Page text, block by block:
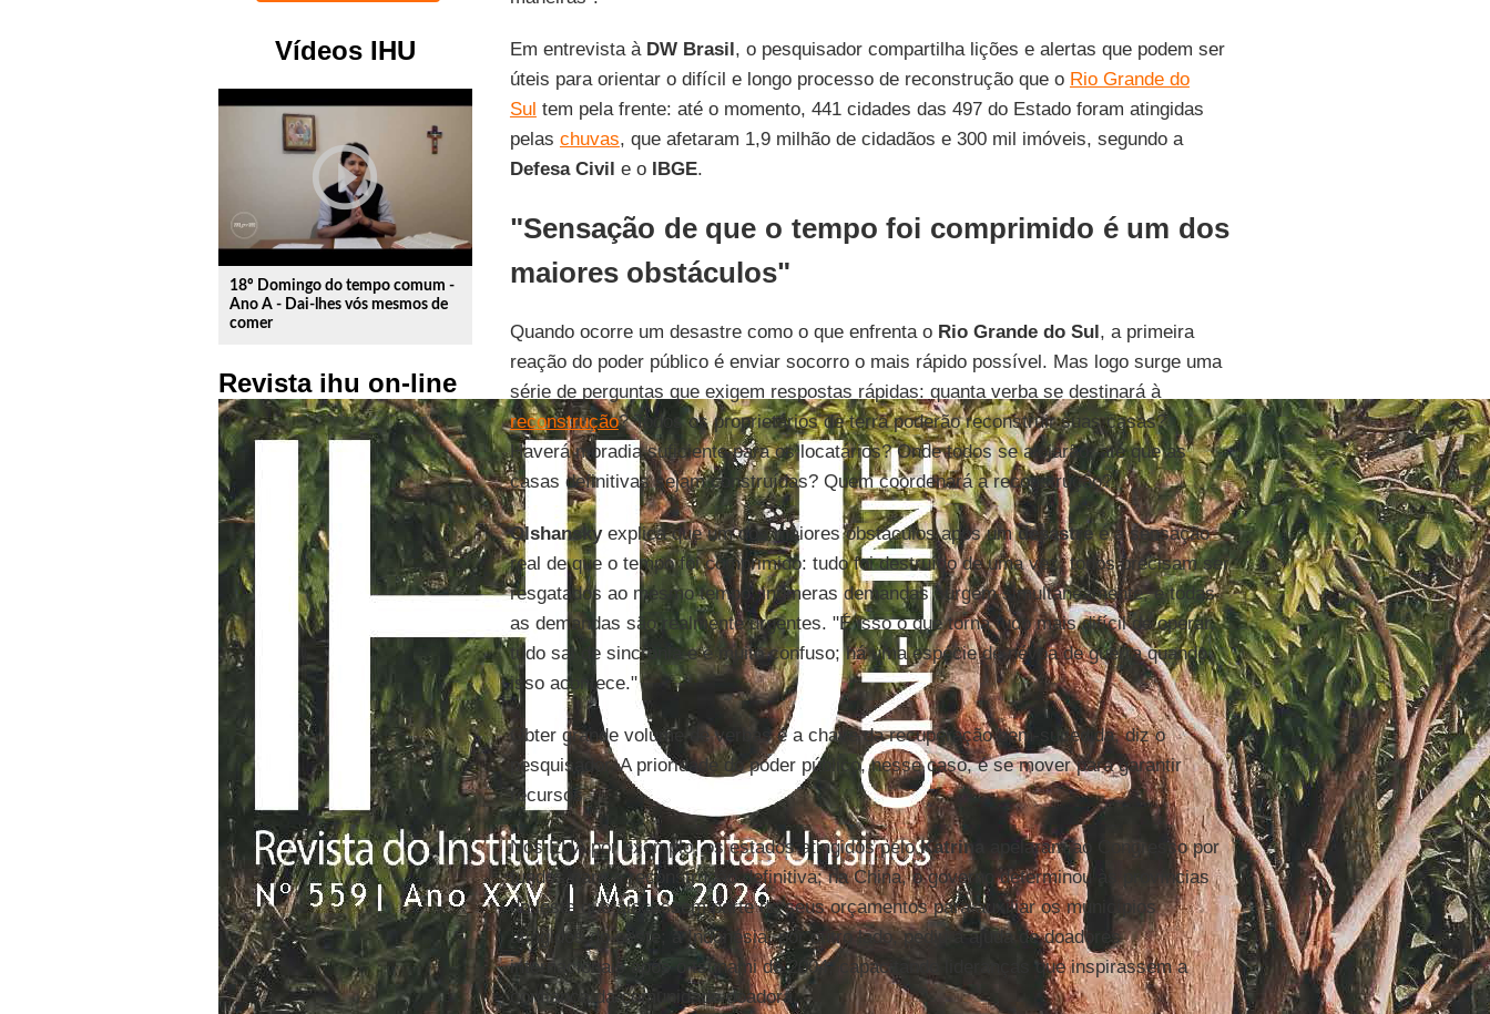
Vídeos IHU
play_circle_outline
18º Domingo do tempo comum -
Ano A - Dai-lhes vós mesmos de
comer
Revista ihu on-line
Em entrevista à DW Brasil, o pesquisador compartilha lições e alertas que podem ser
úteis para orientar o difícil e longo processo de reconstrução que o Rio Grande do
Sul tem pela frente: até o momento, 441 cidades das 497 do Estado foram atingidas
pelas chuvas, que afetaram 1,9 milhão de cidadãos e 300 mil imóveis, segundo a
Defesa Civil e o IBGE.
"Sensação de que o tempo foi comprimido é um dos
maiores obstáculos"
Quando ocorre um desastre como o que enfrenta o Rio Grande do Sul, a primeira
reação do poder público é enviar socorro o mais rápido possível. Mas logo surge uma
série de perguntas que exigem respostas rápidas: quanta verba se destinará à
reconstrução? Todos os proprietários de terra poderão reconstruir suas casas?
Haverá moradia suficiente para os locatários? Onde todos se alojarão, até que as
casas definitivas sejam construídas? Quem coordenará a reconstrução?
Olshanskyexplica que um dos maiores obstáculos após umdesastreé a sensação
real de que o tempo foi comprimido: tudo foi destruído de uma vez, todos precisam ser
resgatados ao mesmo tempo, inúmeras demandas surgem simultaneamente, e todas
as demandas são realmente urgentes. "É isso o que torna tudo mais difícil de operar,
tudo sai de sincronia e é muito confuso; há uma espécie de névoa de guerra quando
isso acontece."
Obter grande volume de verbas é a chave da recuperação bem-sucedida, diz o
pesquisador. A prioridade do poder público, nesse caso, é se mover para garantir
recursos.
Nos EUA por exemplo, os estados atingidos peloKatrina
apelaram ao Congresso por
fundos para a reconstrução definitiva; na China, o governo determinou às províncias
do leste que alocassem parte de seus orçamentos para auxiliar os municípios
atingidos do oeste; a Indonésia, por outro lado, pediu a ajuda de doadores
internacionais após o tsunami de 2004, capacitando lideranças que inspirassem a
confiança da comunidade doadora.